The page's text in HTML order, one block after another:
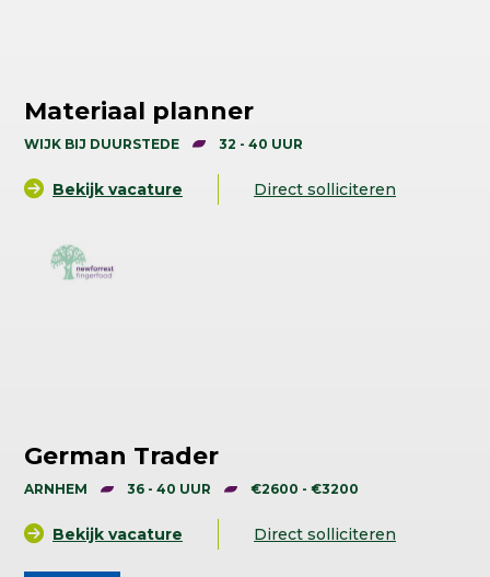
Materiaal planner
WIJK BIJ DUURSTEDE 32 - 40 UUR
Bekijk vacature Direct solliciteren
German Trader
ARNHEM 36 - 40 UUR €2600 - €3200
Bekijk vacature Direct solliciteren